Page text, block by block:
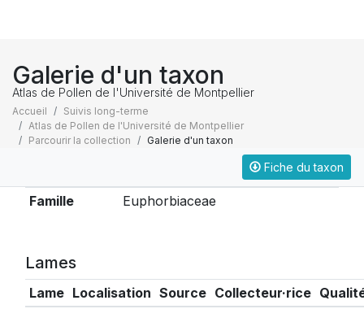
Galerie d'un taxon
Atlas de Pollen de l'Université de Montpellier
Accueil
Suivis long-terme
Atlas de Pollen de l'Université de Montpellier
Parcourir la collection
Galerie d'un taxon
Fiche du taxon
Famille Euphorbiaceae
Lames
Lame Localisation Source Collecteur·rice